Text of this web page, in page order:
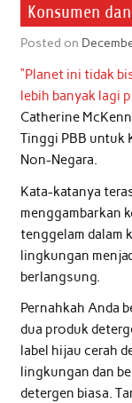
Konsumen
Posted on
“Planet ini tidak
lebih banyak lagi
Catherine
Tinggi PBB untuk
Non-Negara.
Kata-katanya
menggambarkan
tenggelam dalam
lingkungan
berlangsung.
Pernahkah Anda
dua produk
label hijau cerah
lingkungan dan
detergen biasa.